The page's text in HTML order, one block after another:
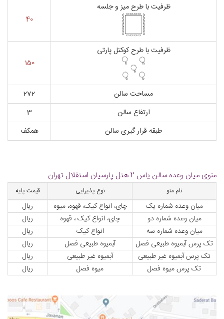
ظرفیت با طرح میز و جلسه
40
ظرفیت با طرح کوکتل پارتی
150
مساحت سالن
272
ارتفاع سالن
3
طبقه قرار گیری سالن
همکف
منوی میان وعده سالن یاس 2 هتل پارسیان استقلال تهران
نام منو نوع پذیرایی قیمت پایه
میان وعده شماره یک چای، انواع کیک، قهوه، میوه
ریال
میان وعده شماره دو
چای، انواع کیک ، قهوه
ریال
میان وعده شماره سه
انواع کیک
ریال
تک پرس آبمیوه طبیعی فصل
آبمیوه طبیعی فصل
ریال
تک پرس آبمیوه غیر طبیعی
آبمیوه غیر طبیعی
ریال
تک پرس میوه فصل
میوه فصل ریال